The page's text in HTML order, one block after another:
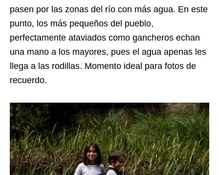
pasen por las zonas del río con más agua. En este
punto, los más pequeños del pueblo,
perfectamente ataviados como gancheros echan
una mano a los mayores, pues el agua apenas les
llega a las rodillas. Momento ideal para fotos de
recuerdo.